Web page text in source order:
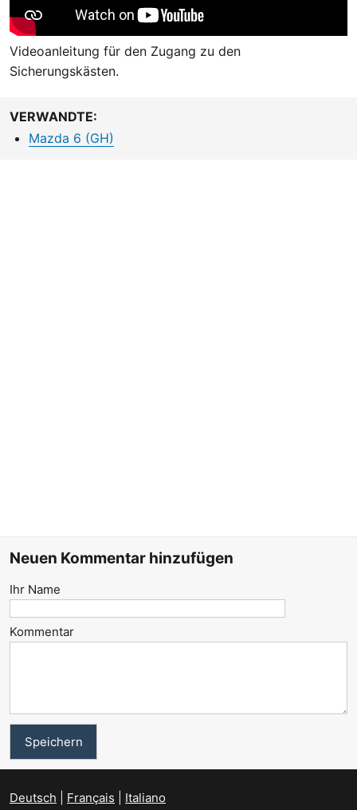
Videoanleitung für den Zugang zu den
Sicherungskästen.
VERWANDTE:
Mazda 6 (GH)
Neuen Kommentar hinzufügen
Ihr Name
Kommentar
Deutsch Français Italiano